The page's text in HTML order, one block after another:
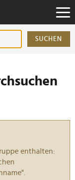
SUCHEN
enthalten: